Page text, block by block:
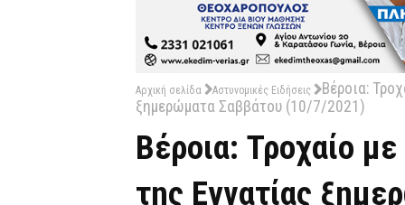
Αρχική σελίδα Αστυνομικές Ειδήσεις
Βέροια:
ξημερώματα Σαββάτου (10/7/2021)
Βέροια: Τροχαίο
της Εγνατίας